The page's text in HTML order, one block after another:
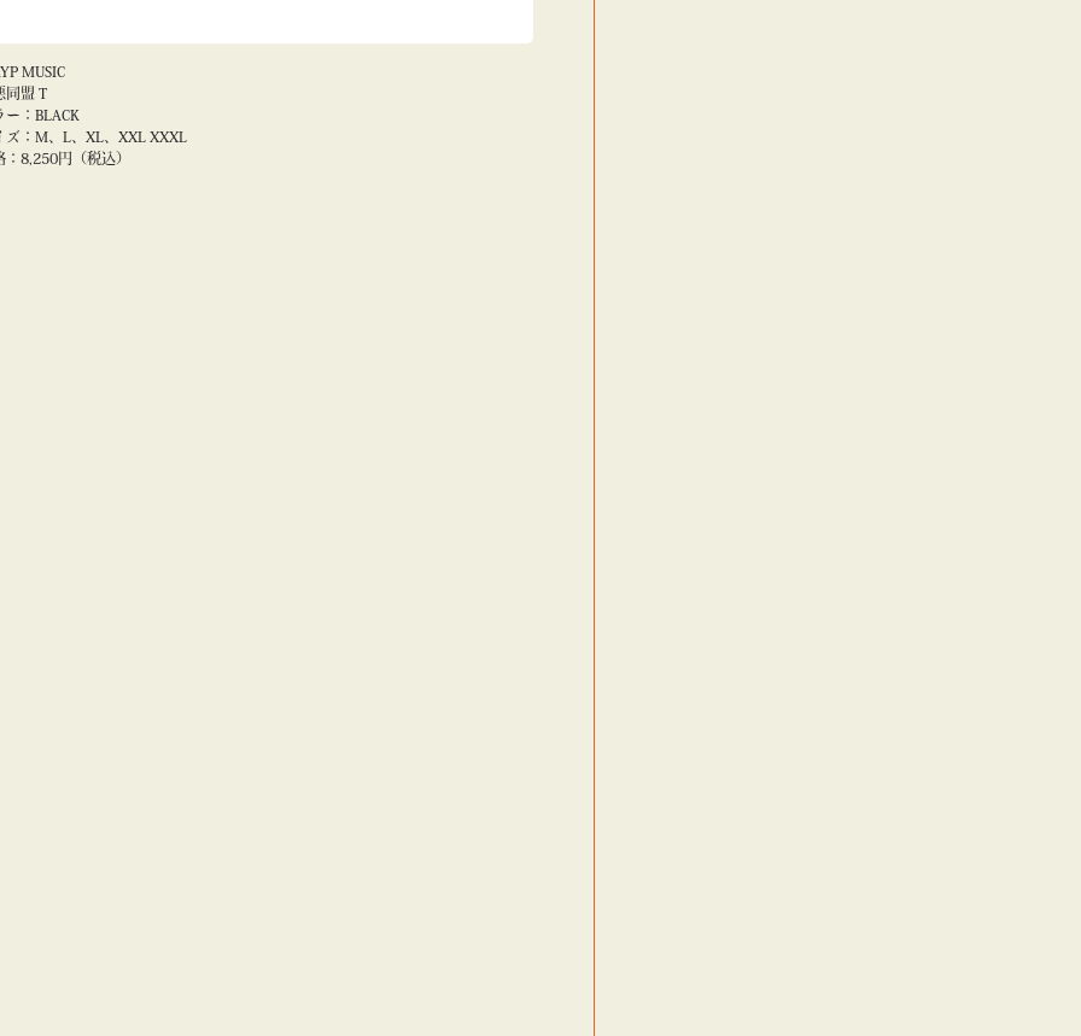
MUSIC
同盟 T
ー：BLACK
ズ：M、L、XL、XXL XXXL
：8,250円（税込）